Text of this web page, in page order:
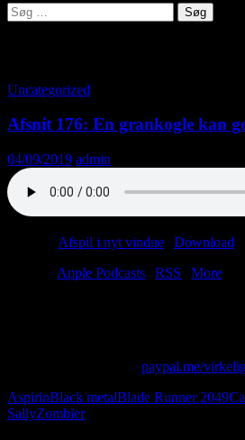
Søg
efter:
Uncategorized
Afsnit 176: En grankogle kan
04/09/2019 admin
Afspil i nyt vindue Download
Apple Podcasts RSS
More
paypal.me/
AspirinBlack metalBlade Runner 2049
SallyZombier